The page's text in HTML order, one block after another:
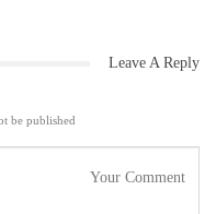
Leave A Reply
be published.